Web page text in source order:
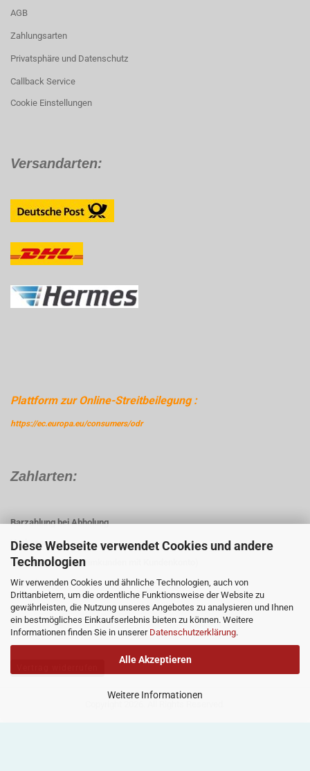
Diese Webseite verwendet Cookies und andere
Technologien
Wir verwenden Cookies und ähnliche Technologien, auch von
Drittanbietern, um die ordentliche Funktionsweise der Website zu
gewährleisten, die Nutzung unseres Angebotes zu analysieren und Ihnen
ein bestmögliches Einkaufserlebnis bieten zu können. Weitere
Informationen finden Sie in unserer Datenschutzerklärung.
Alle Akzeptieren
Weitere Informationen
AGB
Zahlungsarten
Privatsphäre und Datenschutz
Callback Service
Cookie Einstellungen
Versandarten:
Plattform zur Online-Streitbeilegung :
https://ec.europa.eu/consumers/odr
Zahlarten:
Barzahlung bei Abholung
Vorkasse
Rechnung (für Stammkunden mit Kundenkonto)
Paypal